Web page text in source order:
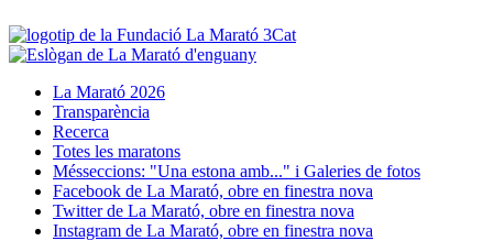
La Marató 2026
Transparència
Recerca
Totes les maratons
Mésseccions: "Una estona amb..." i Galeries de fotos
Facebook de La Marató, obre en finestra nova
Twitter de La Marató, obre en finestra nova
Instagram de La Marató, obre en finestra nova